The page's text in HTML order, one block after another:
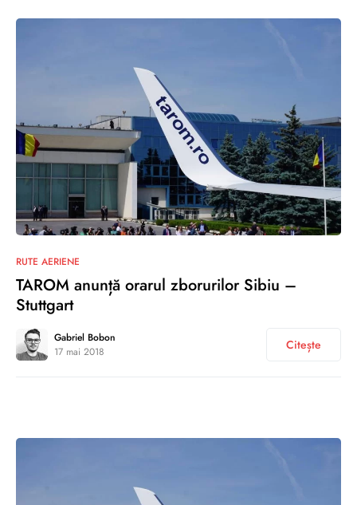
RUTE AERIENE
TAROM anunță orarul zborurilor Sibiu –
Stuttgart
Gabriel Bobon
17 mai 2018
Citește